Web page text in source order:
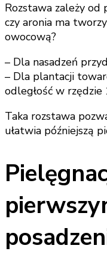
Rozstawa zależy od
czy aronia ma
owocową?
– Dla nasadzeń
– Dla plantacji
odległość w rzędzie
Taka rozstawa
ułatwia późniejszą